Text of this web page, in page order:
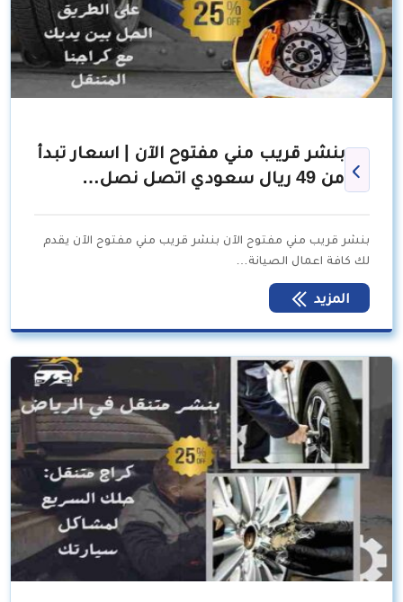
بنشر قريب مني مفتوح الآن | اسعار تبدأ
من 49 ريال سعودي اتصل نصل…
بنشر قريب مني مفتوح الآن بنشر قريب مني مفتوح الآن يقدم
لك كافة اعمال الصيانة…
المزيد